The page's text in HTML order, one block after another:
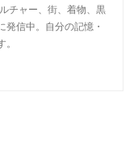
チャー、街、着物、黒
信中。自分の記憶・